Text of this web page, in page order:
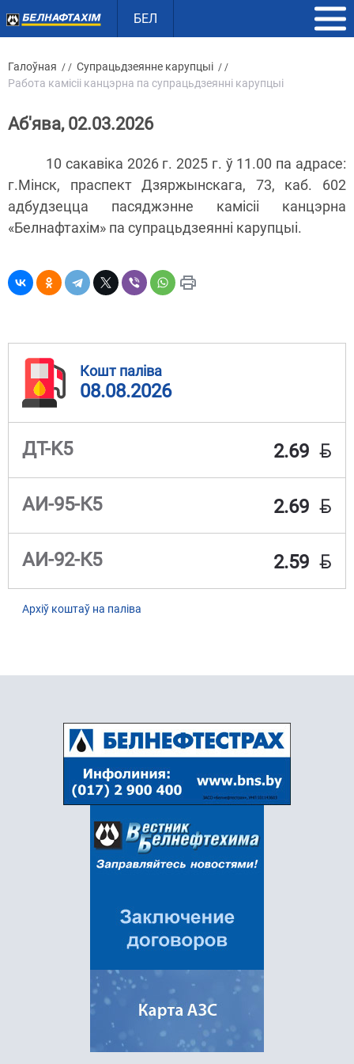
БЕЛ
Галоўная / / Супрацьдзеянне карупцыі / /
Работа камісіі канцэрна па супрацьдзеянні карупцыі
Аб'ява, 02.03.2026
10 сакавіка 2026 г. 2025 г. ў 11.00 па адрасе:
г.Мінск, праспект Дзяржынскага, 73, каб. 602
адбудзецца пасяджэнне камісіі канцэрна
«Белнафтахім» па супрацьдзеянні карупцыі.
Кошт паліва
08.08.2026
ДТ-K5 2.69 BYN
АИ-95-К5 2.69 BYN
АИ-92-К5 2.59 BYN
Архіў коштаў на паліва